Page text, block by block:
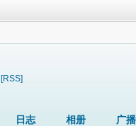
[RSS]
日志 相册 广播